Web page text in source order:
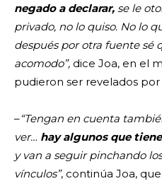
negado a declarar, se le
privado, no lo quiso. No lo
después por otra fuente sé
acomodo”, dice Joa, en el
pudieron ser revelados por
–“Tengan en cuenta
ver… hay algunos que
y van a seguir pinchando
vínculos”, continúa Joa,